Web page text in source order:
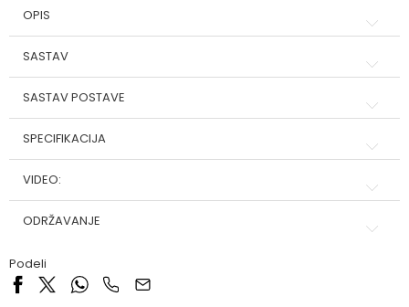
OPIS
SASTAV
SASTAV POSTAVE
SPECIFIKACIJA
VIDEO:
ODRŽAVANJE
Podeli